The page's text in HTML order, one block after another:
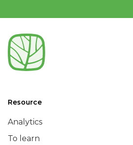
Resource
Analytics
To learn